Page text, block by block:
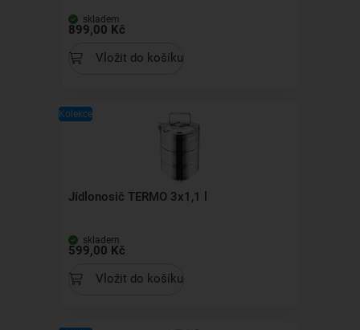
skladem
899,00 Kč
Vložit do košíku
Kolekce
Jídlonosič TERMO 3x1,1 l
skladem
599,00 Kč
Vložit do košíku